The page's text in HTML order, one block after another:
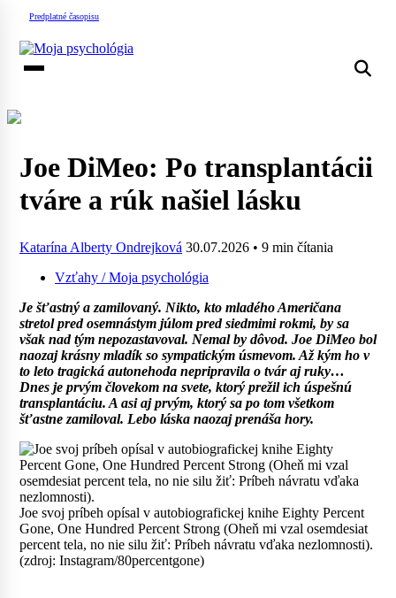
Predplatné časopisu
Joe DiMeo: Po transplantácii
tváre a rúk našiel lásku
Katarína Alberty Ondrejková 30.07.2026 • 9 min čítania
Vzťahy / Moja psychológia
Je šťastný a zamilovaný. Nikto, kto mladého Američana
stretol pred osemnástym júlom pred siedmimi rokmi, by sa
však nad tým nepozastavoval. Nemal by dôvod. Joe DiMeo bol
naozaj krásny mladík so sympatickým úsmevom. Až kým ho v
to leto tragická autonehoda nepripravila o tvár aj ruky…
Dnes je prvým človekom na svete, ktorý prežil ich úspešnú
transplantáciu. A asi aj prvým, ktorý sa po tom všetkom
šťastne zamiloval. Lebo láska naozaj prenáša hory.
Joe svoj príbeh opísal v autobiografickej knihe Eighty Percent
Gone, One Hundred Percent Strong (Oheň mi vzal osemdesiat
percent tela, no nie silu žiť: Príbeh návratu vďaka nezlomnosti).
(zdroj: Instagram/80percentgone)